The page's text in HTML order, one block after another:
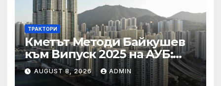
ТРАКТОРИ
Кметът Методи Байкушев
към Випуск 2025 на АУБ:
“Помнете Благоевград и се
връщайте тук!”
AUGUST 8, 2026 ADMIN